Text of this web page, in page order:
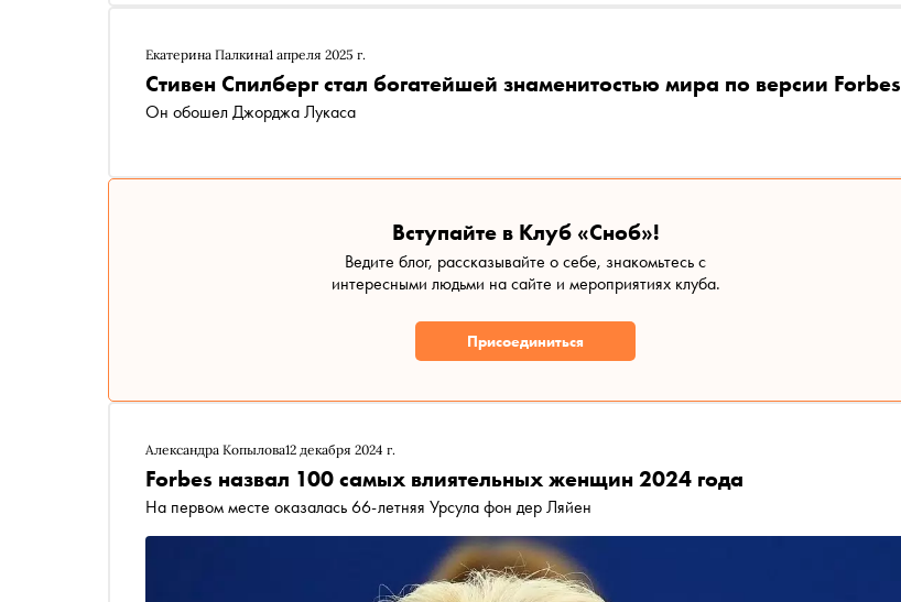
Екатерина Палкина1 апреля 2025 г.
Стивен Спилберг стал богатейшей знаменитостью мира по версии Forbes
Он обошел Джорджа Лукаса
Вступайте в Клуб «Сноб»!
Ведите блог, рассказывайте о себе, знакомьтесь с
интересными людьми на сайте и мероприятиях клуба.
Присоединиться
Александра Копылова12 декабря 2024 г.
Forbes назвал 100 самых влиятельных женщин 2024 года
На первом месте оказалась 66-летняя Урсула фон дер Ляйен